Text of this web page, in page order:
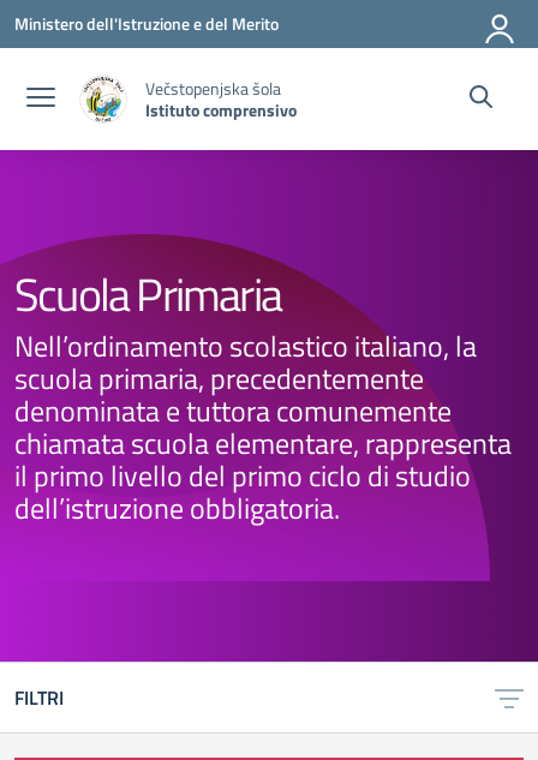
Vai ai contenuti
Vai al menu di navigazione
Vai al footer
Ministero dell'Istruzione e del Merito
Večstopenjska šola
Istituto comprensivo
Scuola Primaria
Nell’ordinamento scolastico italiano, la
scuola primaria, precedentemente
denominata e tuttora comunemente
chiamata scuola elementare, rappresenta
il primo livello del primo ciclo di studio
dell’istruzione obbligatoria.
FILTRI